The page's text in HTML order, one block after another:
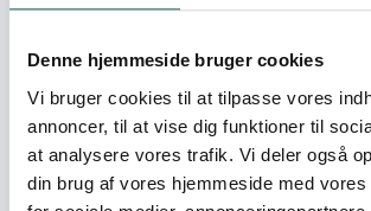
Denne hjemmeside bruger cookies
Vi bruger cookies til at tilpasse vores
annoncer, til at vise dig funktioner til
at analysere vores trafik. Vi deler også
din brug af vores hjemmeside med vores
Contact:
P.O. Box
Organisation:
Global
profit